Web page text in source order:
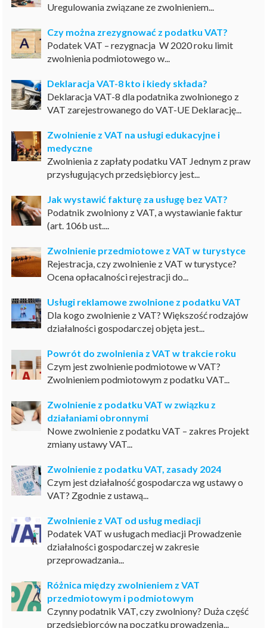
Uregulowania związane ze zwolnieniem...
Czy można zrezygnować z podatku VAT?
Podatek VAT – rezygnacja W 2020 roku limit
zwolnienia podmiotowego w...
Deklaracja VAT-8 kto i kiedy składa?
Deklaracja VAT-8 dla podatnika zwolnionego z
VAT zarejestrowanego do VAT-UE Deklarację...
Zwolnienie z VAT na usługi edukacyjne i
medyczne
Zwolnienia z zapłaty podatku VAT Jednym z praw
przysługujących przedsiębiorcy jest...
Jak wystawić fakturę za usługę bez VAT?
Podatnik zwolniony z VAT, a wystawianie faktur
(art. 106b ust....
Zwolnienie przedmiotowe z VAT w turystyce
Rejestracja, czy zwolnienie z VAT w turystyce?
Ocena opłacalności rejestracji do...
Usługi reklamowe zwolnione z podatku VAT
Dla kogo zwolnienie z VAT? Większość rodzajów
działalności gospodarczej objęta jest...
Powrót do zwolnienia z VAT w trakcie roku
Czym jest zwolnienie podmiotowe w VAT?
Zwolnieniem podmiotowym z podatku VAT...
Zwolnienie z podatku VAT w związku z
działaniami obronnymi
Nowe zwolnienie z podatku VAT – zakres Projekt
zmiany ustawy VAT...
Zwolnienie z podatku VAT, zasady 2024
Czym jest działalność gospodarcza wg ustawy o
VAT? Zgodnie z ustawą...
Zwolnienie z VAT od usług mediacji
Podatek VAT w usługach mediacji Prowadzenie
działalności gospodarczej w zakresie
przeprowadzania...
Różnica między zwolnieniem z VAT
przedmiotowym i podmiotowym
Czynny podatnik VAT, czy zwolniony? Duża część
przedsiębiorców na początku prowadzenia...